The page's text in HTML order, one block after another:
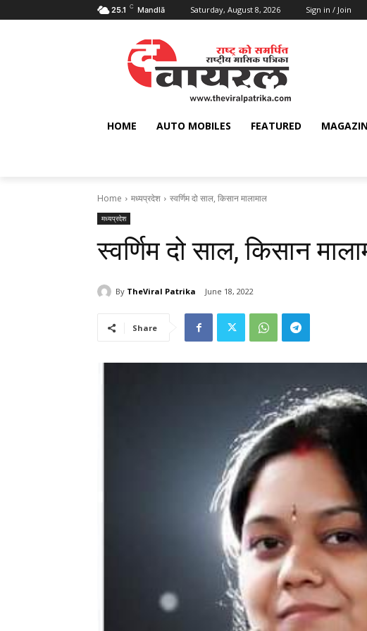
25.1 C Mandlā Saturday, August 8, 2026 Sign in / Join
HOME AUTO MOBILES FEATURED
Home मध्यप्रदेश स्वर्णिम दो साल, किसान मालामाल
मध्यप्रदेश
स्वर्णिम दो साल, किसान
By TheViral Patrika June 18, 2022
Share